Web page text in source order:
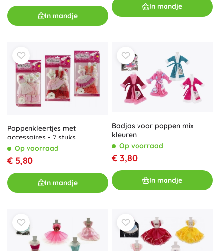
In mandje
In mandje
Poppenkleertjes met
accessoires - 2 stuks
Op voorraad
€ 5,80
In mandje
Badjas voor poppen mix
kleuren
Op voorraad
€ 3,80
In mandje